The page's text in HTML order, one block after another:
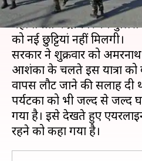
कश्मीर घाटी में आतंकी
यहां तैनात केंद्रीय रिजर्व
को नई छुट्टियां नहीं मिलेंगी।
सरकार ने शुक्रवार को अमरनाथ
आशंका के चलते इस यात्रा को
वापस लौट जाने की सलाह दी
पर्यटकों को भी जल्द से जल्द
गया है। इसे देखते हुए